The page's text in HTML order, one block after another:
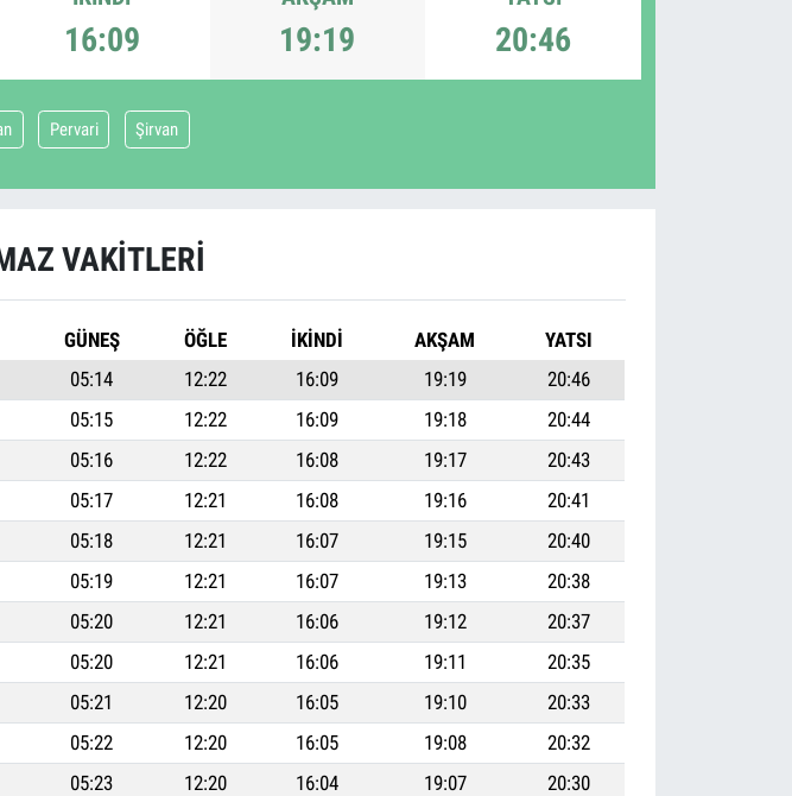
16:09 19:19 20:46
Pervari Şirvan
VAKITLERI
GÜNEŞ ÖĞLE İKINDI AKŞAM
YATSI
05:14 12:22 16:09 19:19
20:46
05:15 12:22 16:09 19:18
20:44
05:16 12:22 16:08 19:17
20:43
05:17 12:21 16:08 19:16
20:41
05:18 12:21 16:07 19:15
20:40
05:19 12:21 16:07 19:13
20:38
05:20 12:21 16:06 19:12
20:37
05:20 12:21 16:06 19:11
20:35
05:21 12:20 16:05 19:10
20:33
05:22 12:20 16:05 19:08
20:32
05:23 12:20 16:04 19:07
20:30